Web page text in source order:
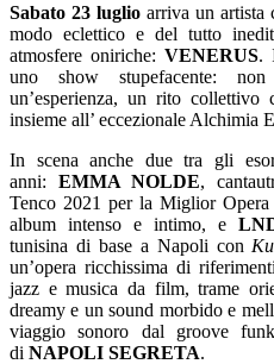
Sabato 23 luglio arriva un artista
modo eclettico e del tutto
atmosfere oniriche:VENERUS.
uno show stupefacente:
un’esperienza, un rito
insieme all’ eccezionale Alchimia
In scena anche due tra gli
anni: EMMA NOLDE,
Tenco 2021 per la Miglior
album intenso e intimo, e
tunisina di base a Napoli con
un’opera ricchissima di
jazz e musica da film, trame
dreamy e un sound morbido e
viaggio sonoro dal groove
di NAPOLI SEGRETA.